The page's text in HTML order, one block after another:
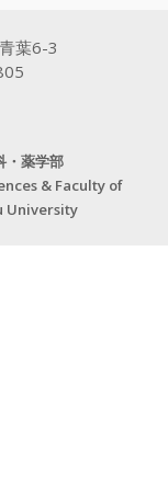
葉6-3
・薬学部
& Faculty of
University